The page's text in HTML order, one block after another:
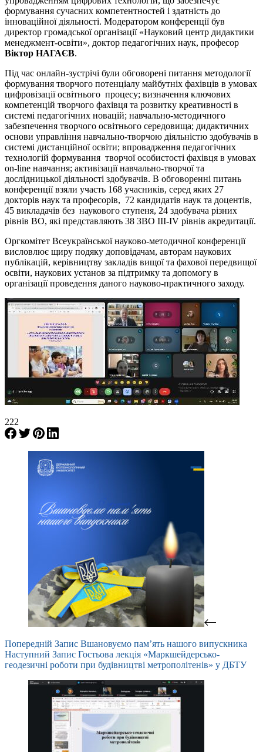
формування сучасних компетентностей і здатність до
інноваційної діяльності. Модератором конференції був
директор громадської організації «Науковий центр дидактики
менеджмент-освіти», доктор педагогічних наук, професор
Віктор НАГАЄВ.
Під час онлайн-зустрічі були обговорені питання методології
формування творчого потенціалу майбутніх фахівців в умовах
цифровізації освітнього процесу; визначення ключових
компетенцій творчого фахівця та розвитку креативності в
системі педагогічних новацій; навчально-методичного
забезпечення творчого освітнього середовища; дидактичних
основи управління навчально-творчою діяльністю здобувачів в
системі дистанційної освіти; впровадження педагогічних
технологій формування творчої особистості фахівця в умовах
on-line навчання; активізації навчально-творчої та
дослідницької діяльності здобувачів. В обговоренні питань
конференції взяли участь 168 учасників, серед яких 27
докторів наук та професорів, 72 кандидатів наук та доцентів,
45 викладачів без наукового ступеня, 24 здобувача різних
рівнів ВО, які представляють 38 ЗВО ІІІ-ІV рівнів акредитації.
Оргкомітет Всеукраїнської науково-методичної конференції
висловлює щиру подяку доповідачам, авторам наукових
публікацій, керівництву закладів вищої та фахової передвищої
освіти, наукових установ за підтримку та допомогу в
організації проведення даного науково-практичного заходу.
222
Попередній Запис Вшановуємо пам’ять нашого випускника
Наступний Запис Гостьова лекція «Маркшейдерсько-
геодезичні роботи при будівництві метрополітенів» у ДБТУ